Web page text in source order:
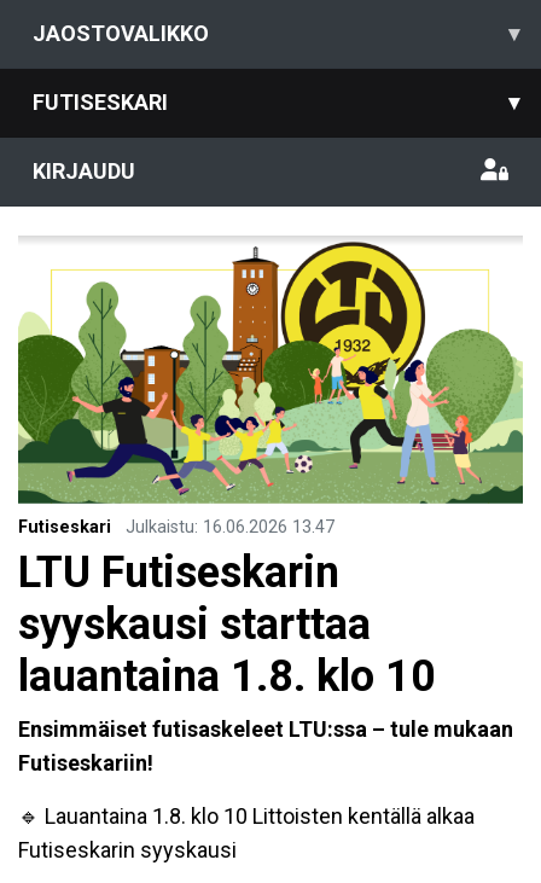
JAOSTOVALIKKO ▾
FUTISESKARI ▾
KIRJAUDU
Futiseskari Julkaistu: 16.06.2026 13.47
LTU Futiseskarin
syyskausi starttaa
lauantaina 1.8. klo 10
Ensimmäiset futisaskeleet LTU:ssa – tule mukaan
Futiseskariin!
🔹 Lauantaina 1.8. klo 10 Littoisten kentällä alkaa
Futiseskarin syyskausi